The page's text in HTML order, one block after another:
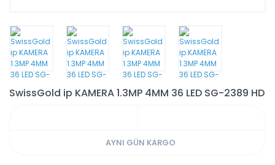
SwissGold ip KAMERA 1.3MP 4MM 36 LED SG-2389 HD
AYNI GÜN KARGO